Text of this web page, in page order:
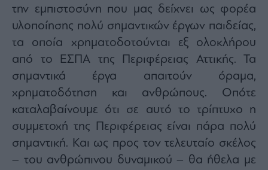
την εμπιστοσύνη που μας δείχνει ως φορέα
υλοποίησης πολύ σημαντικών έργων παιδείας,
τα οποία χρηματοδοτούνται εξ ολοκλήρου
από το ΕΣΠΑ της Περιφέρειας Αττικής. Τα
σημαντικά έργα απαιτούν όραμα,
χρηματοδότηση και ανθρώπους. Οπότε
καταλαβαίνουμε ότι σε αυτό το τρίπτυχο η
συμμετοχή της Περιφέρειας είναι πάρα πολύ
σημαντική. Και ως προς τον τελευταίο σκέλος
– του ανθρώπινου δυναμικού – θα ήθελα με